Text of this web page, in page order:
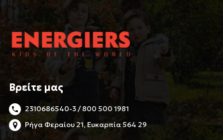
Βρείτε μας
2310686540-3 / 800 500 1981
Ρήγα Φεραίου 21, Ευκαρπία 564 29